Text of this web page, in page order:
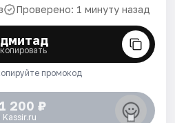
Проверено: 1 минуту назад
промокод
200 ₽
Kassir.ru